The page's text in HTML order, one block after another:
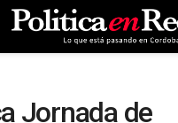
Jornada de